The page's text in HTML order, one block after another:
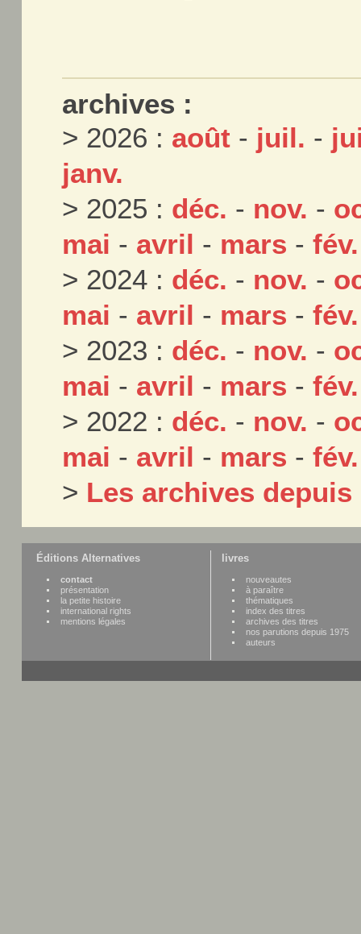
archives :
> 2026 : août - juil. -
janv.
> 2025 : déc. - nov. -
mai - avril - mars -fév.
> 2024 : déc. - nov. -
mai - avril - mars -fév.
> 2023 : déc. - nov. -
mai - avril - mars -fév.
> 2022 : déc. - nov. -
mai - avril - mars -fév.
> Les archives depuis
Éditions Alternatives
contact
présentation
la petite histoire
international rights
mentions légales
livres
nouveautes
à paraître
thématiques
index des titres
archives des titres
nos parutions depuis 1975
auteurs